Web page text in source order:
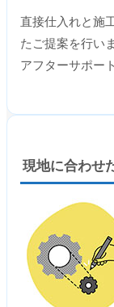
直接仕入れと施
たご提案を行い
アフターサポー
現地に合わせ